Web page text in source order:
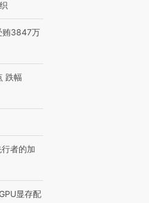
贿3847万
跌幅
者的加
显存配